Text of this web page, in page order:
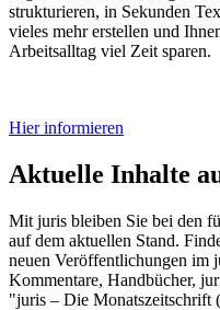
strukturieren, in Sekunden
vieles mehr erstellen und
Arbeitsalltag viel Zeit sparen.
Hier informieren
Aktuelle Inhalte
Mit juris bleiben Sie bei den
auf dem aktuellen Stand.
neuen Veröffentlichungen im
Kommentare, Handbücher,
"juris – Die Monatszeitschrift